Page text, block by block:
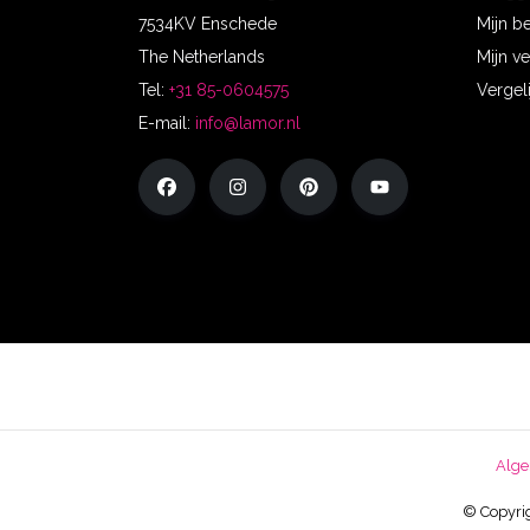
7534KV Enschede
The Netherlands
Tel: +31 85-0604575
E-mail: info@lamor.nl
Mijn
Mijn
©